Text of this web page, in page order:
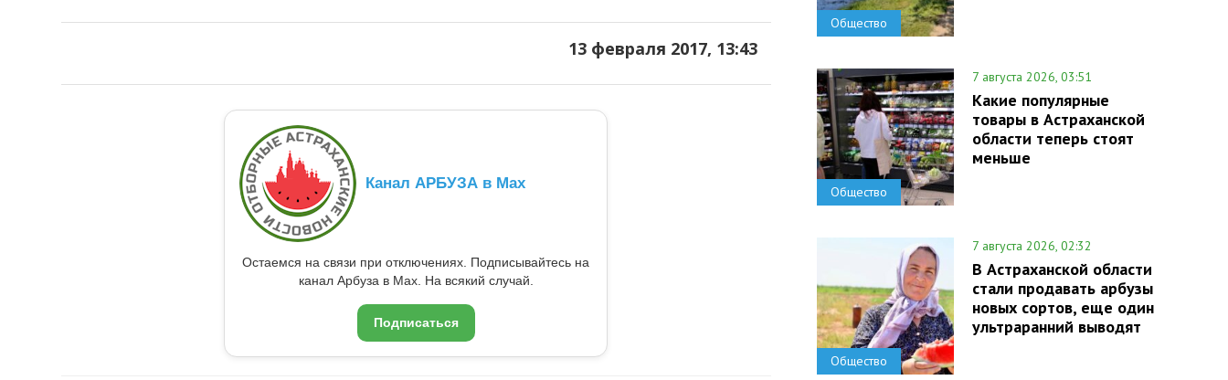
13 февраля 2017, 13:43
Канал АРБУЗА в Max
Остаемся на связи при отключениях. Подписывайтесь на
канал Арбуза в Max. На всякий случай.
Подписаться
Общество
Общество
7 августа 2026, 03:51
Какие популярные
товары в Астраханской
области теперь стоят
меньше
Общество
7 августа 2026, 02:32
В Астраханской области
стали продавать арбузы
новых сортов, еще один
ультраранний выводят